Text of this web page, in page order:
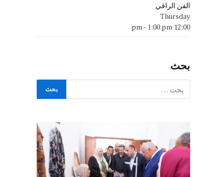
الفن الراقي
Thursday
12:00 pm
- 1:00 pm
بحث